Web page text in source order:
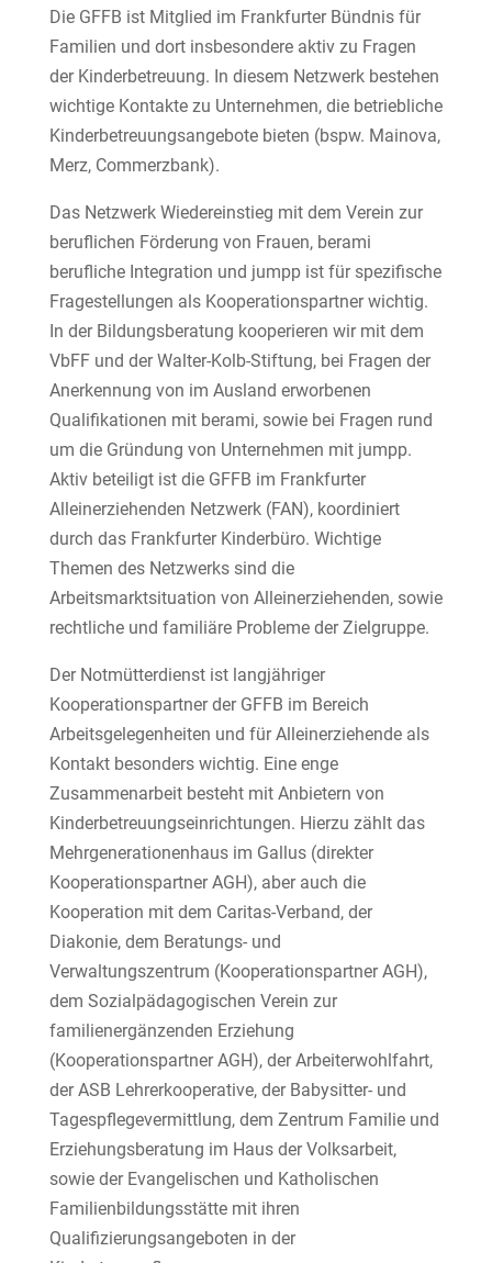
Die GFFB ist Mitglied im Frankfurter Bündnis für
Familien und dort insbesondere aktiv zu Fragen
der Kinderbetreuung. In diesem Netzwerk bestehen
wichtige Kontakte zu Unternehmen, die betriebliche
Kinderbetreuungsangebote bieten (bspw. Mainova,
Merz, Commerzbank).
Das Netzwerk Wiedereinstieg mit dem Verein zur
beruflichen Förderung von Frauen, berami
berufliche Integration und jumpp ist für spezifische
Fragestellungen als Kooperationspartner wichtig.
In der Bildungsberatung kooperieren wir mit dem
VbFF und der Walter-Kolb-Stiftung, bei Fragen der
Anerkennung von im Ausland erworbenen
Qualifikationen mit berami, sowie bei Fragen rund
um die Gründung von Unternehmen mit jumpp.
Aktiv beteiligt ist die GFFB im Frankfurter
Alleinerziehenden Netzwerk (FAN), koordiniert
durch das Frankfurter Kinderbüro. Wichtige
Themen des Netzwerks sind die
Arbeitsmarktsituation von Alleinerziehenden, sowie
rechtliche und familiäre Probleme der Zielgruppe.
Der Notmütterdienst ist langjähriger
Kooperationspartner der GFFB im Bereich
Arbeitsgelegenheiten und für Alleinerziehende als
Kontakt besonders wichtig. Eine enge
Zusammenarbeit besteht mit Anbietern von
Kinderbetreuungseinrichtungen. Hierzu zählt das
Mehrgenerationenhaus im Gallus (direkter
Kooperationspartner AGH), aber auch die
Kooperation mit dem Caritas-Verband, der
Diakonie, dem Beratungs- und
Verwaltungszentrum (Kooperationspartner AGH),
dem Sozialpädagogischen Verein zur
familienergänzenden Erziehung
(Kooperationspartner AGH), der Arbeiterwohlfahrt,
der ASB Lehrerkooperative, der Babysitter- und
Tagespflegevermittlung, dem Zentrum Familie und
Erziehungsberatung im Haus der Volksarbeit,
sowie der Evangelischen und Katholischen
Familienbildungsstätte mit ihren
Qualifizierungsangeboten in der